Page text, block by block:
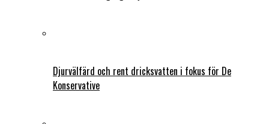
Djurvälfärd och rent dricksvatten i fokus för De
Konservative